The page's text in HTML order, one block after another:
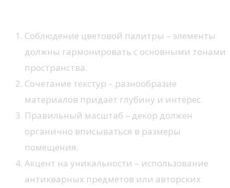
Соблюдение цветовой палитры – элементы
должны гармонировать с основными тонами
пространства.
Сочетание текстур – разнообразие
материалов придает глубину и интерес.
Правильный масштаб – декор должен
органично вписываться в размеры
помещения.
Акцент на уникальности – использование
антикварных предметов или авторских